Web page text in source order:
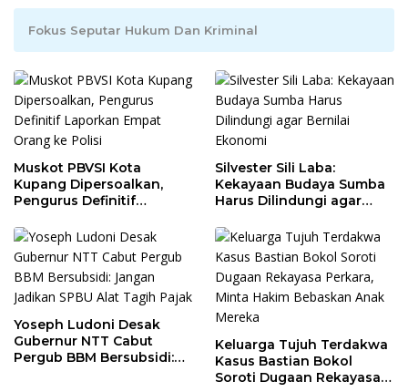
Fokus Seputar Hukum Dan Kriminal
Muskot PBVSI Kota
Kupang Dipersoalkan,
Pengurus Definitif
Polisi
Silvester Sili Laba:
Kekayaan Budaya Sumba
Harus Dilindungi agar
Yoseph Ludoni Desak
Gubernur NTT Cabut
Pergub BBM Bersubsidi:
Keluarga Tujuh Terdakwa
Kasus Bastian Bokol
Soroti Dugaan Rekayasa